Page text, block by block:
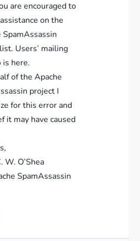
are encouraged to
on the
SpamAssassin
Users’ mailing
here.
of the Apache
project I
for this error and
it may have caused
W. O’Shea
SpamAssassin